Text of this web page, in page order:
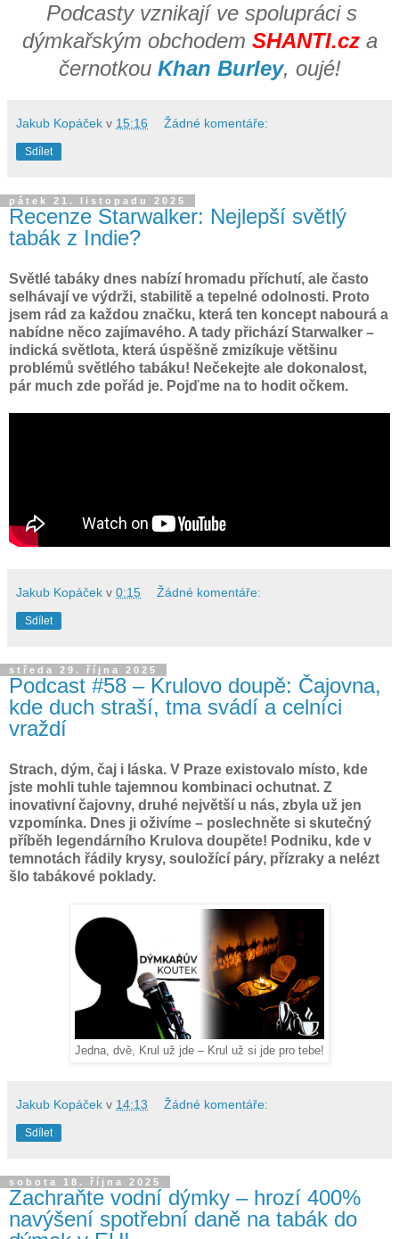
Podcasty vznikají ve spolupráci s
dýmkařským obchodem SHANTI.cza
černotkou Khan Burley, oujé!
Jakub Kopáček v 15:16 Žádné komentáře:
Sdílet
pátek 21. listopadu 2025
Recenze Starwalker: Nejlepší světlý
tabák z Indie?
Světlé tabáky dnes nabízí hromadu příchutí, ale často
selhávají ve výdrži, stabilitě a tepelné odolnosti. Proto
jsem rád za každou značku, která ten koncept nabourá a
nabídne něco zajímavého. A tady přichází Starwalker –
indická světlota, která úspěšně zmizíkuje většinu
problémů světlého tabáku! Nečekejte ale dokonalost,
pár much zde pořád je. Pojďme na to hodit očkem.
Jakub Kopáček v 0:15 Žádné komentáře:
Sdílet
středa 29. října 2025
Podcast #58 – Krulovo doupě: Čajovna,
kde duch straší, tma svádí a celníci
vraždí
Strach, dým, čaj i láska. V Praze existovalo místo, kde
jste mohli tuhle tajemnou kombinaci ochutnat. Z
inovativní čajovny, druhé největší u nás, zbyla už jen
vzpomínka. Dnes ji oživíme – poslechněte si skutečný
příběh legendárního Krulova doupěte! Podniku, kde v
temnotách řádily krysy, souložící páry, přízraky a nelézt
šlo tabákové poklady.
Jedna, dvě, Krul už jde – Krul už si jde pro tebe!
Jakub Kopáček v 14:13 Žádné komentáře:
Sdílet
sobota 18. října 2025
Zachraňte vodní dýmky – hrozí 400%
navýšení spotřební daně na tabák do